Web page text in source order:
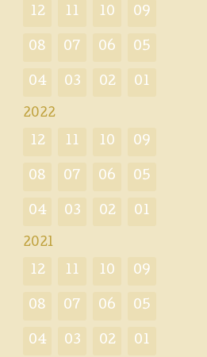
12 11 10 09
08 07 06 05
04 03 02 01
2022
12 11 10 09
08 07 06 05
04 03 02 01
2021
12 11 10 09
08 07 06 05
04 03 02 01